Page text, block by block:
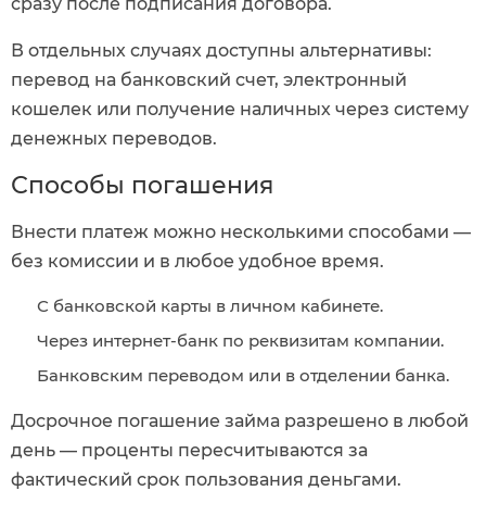
В отдельных случаях доступны альтернативы:
перевод на банковский счет, электронный
кошелек или получение наличных через систему
денежных переводов.
Способы погашения
Внести платеж можно несколькими способами —
без комиссии и в любое удобное время.
С банковской карты в личном кабинете.
Через интернет-банк по реквизитам компании.
Банковским переводом или в отделении банка.
Досрочное погашение займа разрешено в любой
день — проценты пересчитываются за
фактический срок пользования деньгами.